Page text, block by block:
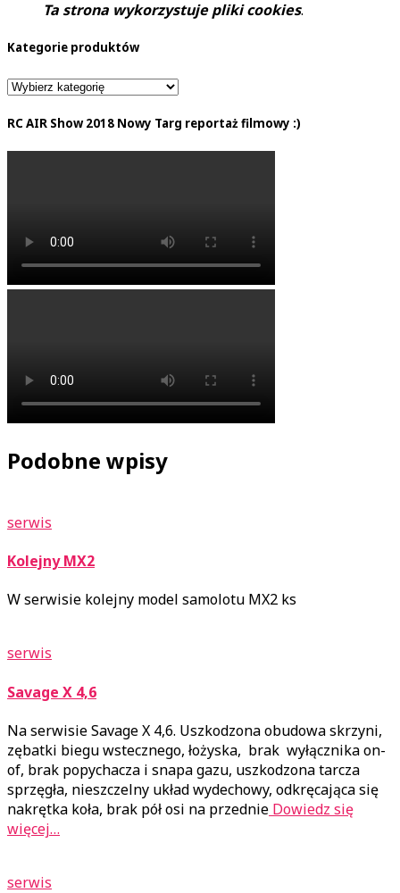
Ta strona wykorzystuje pliki cookies.
Kategorie produktów
RC AIR Show 2018 Nowy Targ reportaż filmowy :)
Podobne wpisy
serwis
Kolejny MX2
W serwisie kolejny model samolotu MX2 ks
serwis
Savage X 4,6
Na serwisie Savage X 4,6. Uszkodzona obudowa skrzyni,
zębatki biegu wstecznego, łożyska, brak wyłącznika on-
of, brak popychacza i snapa gazu, uszkodzona tarcza
sprzęgła, nieszczelny układ wydechowy, odkręcająca się
nakrętka koła, brak pół osi na przednie Dowiedz się
więcej…
serwis